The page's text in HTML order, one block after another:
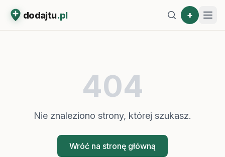
dodajtu.pl +
404
Nie znaleziono strony, której szukasz.
Wróć na stronę główną